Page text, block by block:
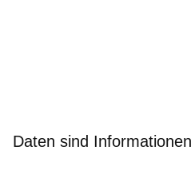
Daten sind